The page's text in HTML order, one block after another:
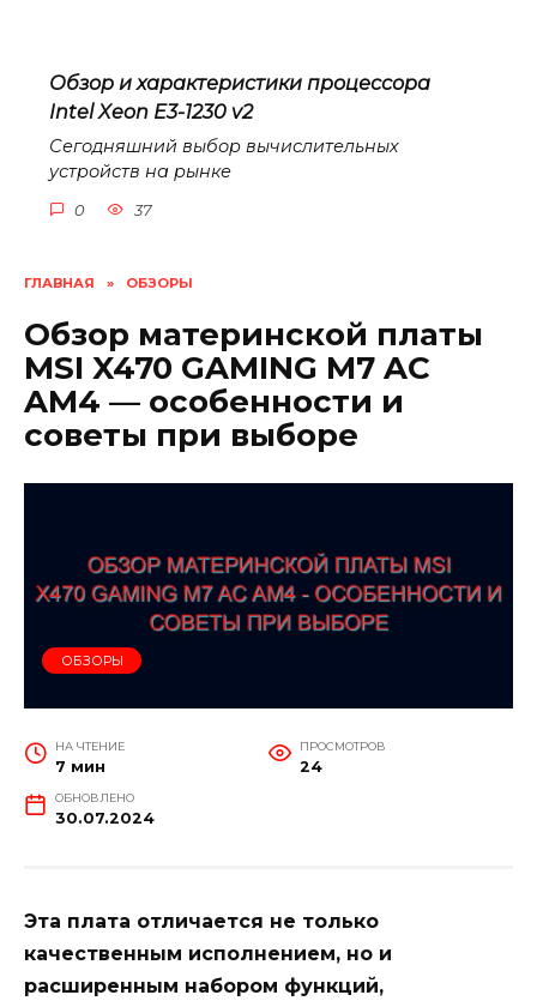
ГЛАВНАЯ » ОБЗОРЫ
Обзор материнской платы
MSI X470 GAMING M7 AC
AM4 — особенности и
советы при выборе
ОБЗОРЫ
НА ЧТЕНИЕ
7 мин
ПРОСМОТРОВ
24
ОБНОВЛЕНО
30.07.2024
Эта плата отличается не только
качественным исполнением, но и
расширенным набором функций,
Обзор и характеристики процессора
Intel Xeon E3-1230 v2
Сегодняшний выбор вычислительных
устройств на рынке
0 37